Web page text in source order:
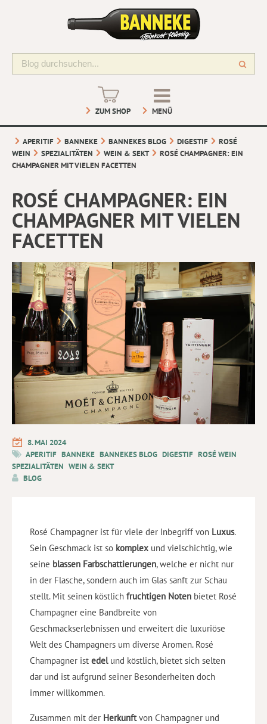
ZUM SHOP MENÜ
APERITIF BANNEKE BANNEKES BLOG DIGESTIF
ROSÉ
WEIN
SPEZIALITÄTEN WEIN & SEKT
ROSÉ CHAMPAGNER: EIN
CHAMPAGNER MIT VIELEN FACETTEN
ROSÉ CHAMPAGNER: EIN
CHAMPAGNER MIT VIELEN
FACETTEN
8. MAI 2024
APERITIF BANNEKE BANNEKES BLOG DIGESTIF ROSÉ WEIN
SPEZIALITÄTEN WEIN & SEKT
BLOG
Rosé Champagner ist für viele der Inbegriff von Luxus.
Sein Geschmack ist so komplex und vielschichtig, wie
seine blassen Farbschattierungen, welche er nicht nur
in der Flasche, sondern auch im Glas sanft zur Schau
stellt. Mit seinen köstlich fruchtigen Noten bietet Rosé
Champagner eine Bandbreite von
Geschmackserlebnissen und erweitert die luxuriöse
Welt des Champagners um diverse Aromen. Rosé
Champagner ist edel und köstlich, bietet sich selten
dar und ist aufgrund seiner Besonderheiten doch
immer willkommen.
Zusammen mit der Herkunftvon Champagner und